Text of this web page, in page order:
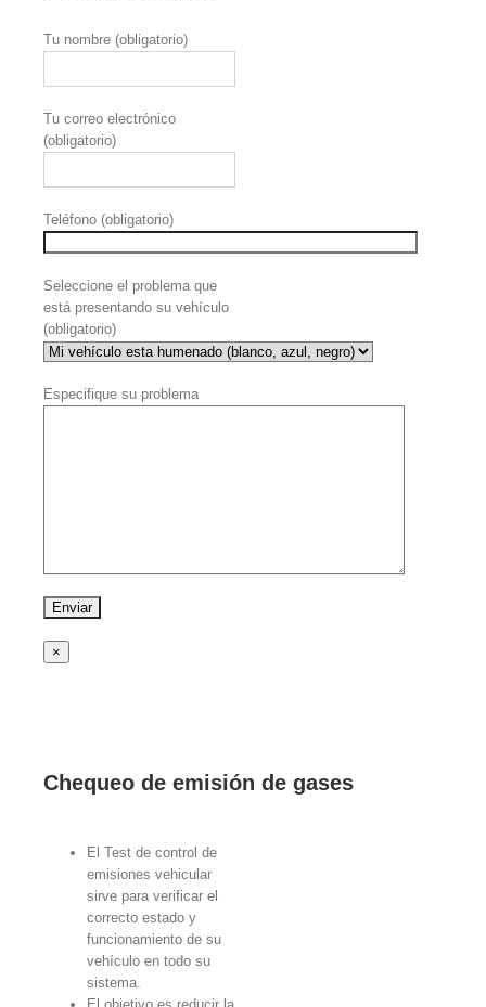
Tu nombre (obligatorio)
Tu correo electrónico
(obligatorio)
Teléfono (obligatorio)
Seleccione el problema que
está presentando su vehículo
(obligatorio)
Especifique su problema
×
Chequeo de emisión de gases
El Test de control de
emisiones vehicular
sirve para verificar el
correcto estado y
funcionamiento de su
vehículo en todo su
sistema.